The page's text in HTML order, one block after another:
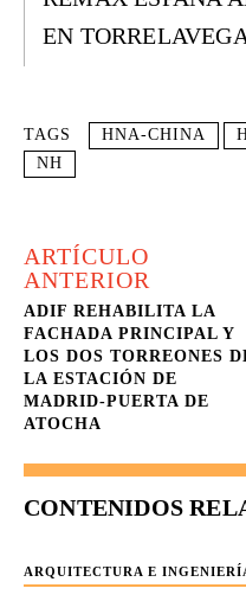
EN
TAGS HNA-CHINA
NH
ARTÍCULO
ANTERIOR
ADIF REHABILITA LA
FACHADA PRINCIPAL Y
LOS DOS TORREONES
LA ESTACIÓN DE
MADRID-PUERTA DE
ATOCHA
CONTENIDOS
ARQUITECTURA E